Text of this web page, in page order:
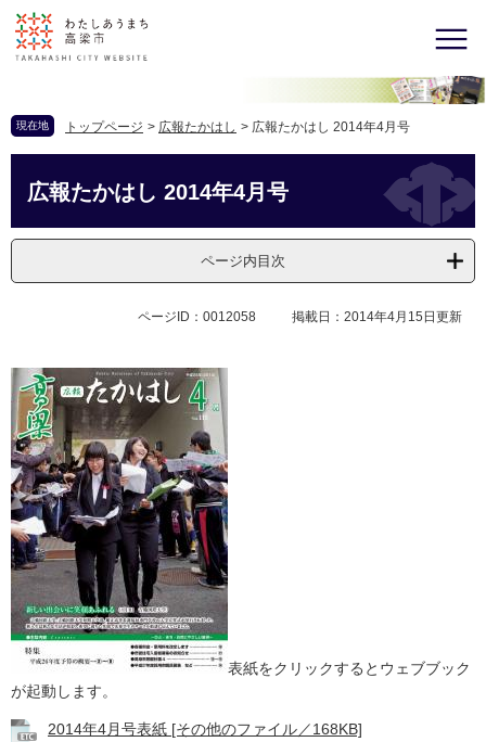
現在地 トップページ > 広報たかはし > 広報たかはし 2014年4月号
広報たかはし 2014年4月号
ページ内目次
ページID：0012058 掲載日：2014年4月15日更新
表紙をクリックするとウェブブック
が起動します。
2014年4月号表紙 [その他のファイル／168KB]